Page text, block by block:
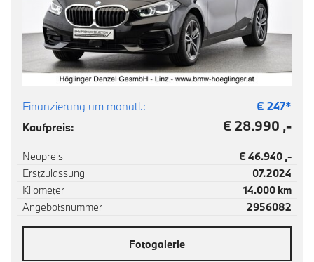
Finanzierung um monatl.: € 247*
Kaufpreis:
€ 28.990 ,-
Neupreis
€ 46.940 ,-
Erstzulassung
07.2024
Kilometer
14.000 km
Angebotsnummer
2956082
Fotogalerie